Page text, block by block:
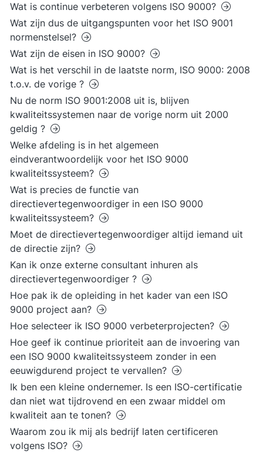
Wat is continue verbeteren volgens ISO 9000?
Wat zijn dus de uitgangspunten voor het ISO 9001
normenstelsel?
Wat zijn de eisen in ISO 9000?
Wat is het verschil in de laatste norm, ISO 9000: 2008
t.o.v. de vorige ?
Nu de norm ISO 9001:2008 uit is, blijven
kwaliteitssystemen naar de vorige norm uit 2000
geldig ?
Welke afdeling is in het algemeen
eindverantwoordelijk voor het ISO 9000
kwaliteitssysteem?
Wat is precies de functie van
directievertegenwoordiger in een ISO 9000
kwaliteitssysteem?
Moet de directievertegenwoordiger altijd iemand uit
de directie zijn?
Kan ik onze externe consultant inhuren als
directievertegenwoordiger ?
Hoe pak ik de opleiding in het kader van een ISO
9000 project aan?
Hoe selecteer ik ISO 9000 verbeterprojecten?
Hoe geef ik continue prioriteit aan de invoering van
een ISO 9000 kwaliteitssysteem zonder in een
eeuwigdurend project te vervallen?
Ik ben een kleine ondernemer. Is een ISO-certificatie
dan niet wat tijdrovend en een zwaar middel om
kwaliteit aan te tonen?
Waarom zou ik mij als bedrijf laten certificeren
volgens ISO?